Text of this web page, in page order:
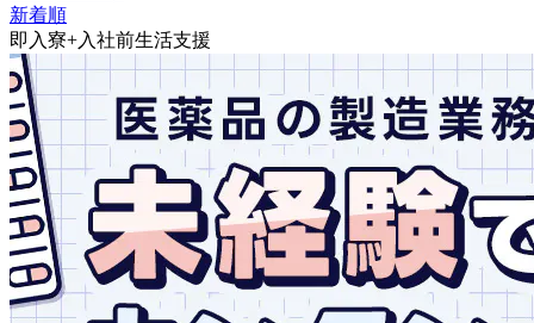
新着順
即入寮+入社前生活支援